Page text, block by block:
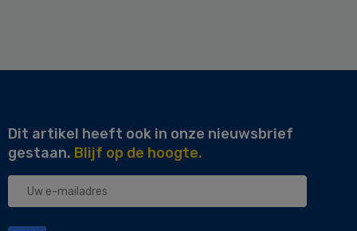
Dit artikel heeft ook in onze nieuwsbrief
gestaan. Blijf op de hoogte.
Uw